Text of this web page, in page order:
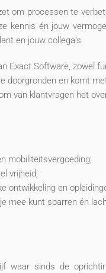
om processen te
kennis én jouw
en jouw collega’s.
Exact Software, zowel
doorgronden en komt
van klantvragen het
mobiliteitsvergoeding;
vrijheid;
ontwikkeling en
mee kunt sparren én
waar sinds de